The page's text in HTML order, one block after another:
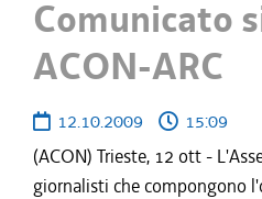
Comunicato
ACON-ARC
12.10.2009
15:09
(ACON) Trieste, 12 ott -
giornalisti che compongono